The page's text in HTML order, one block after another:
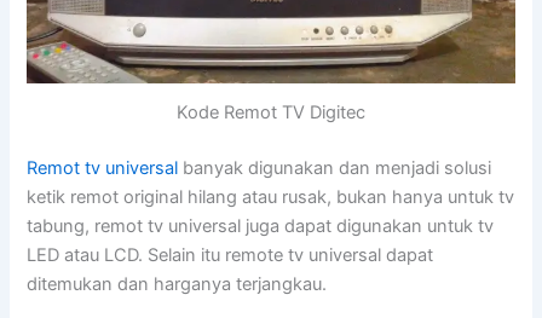
Kode Remot TV Digitec
Remot tv universal banyak digunakan dan menjadi solusi
ketik remot original hilang atau rusak, bukan hanya untuk tv
tabung, remot tv universal juga dapat digunakan untuk tv
LED atau LCD. Selain itu remote tv universal dapat
ditemukan dan harganya terjangkau.